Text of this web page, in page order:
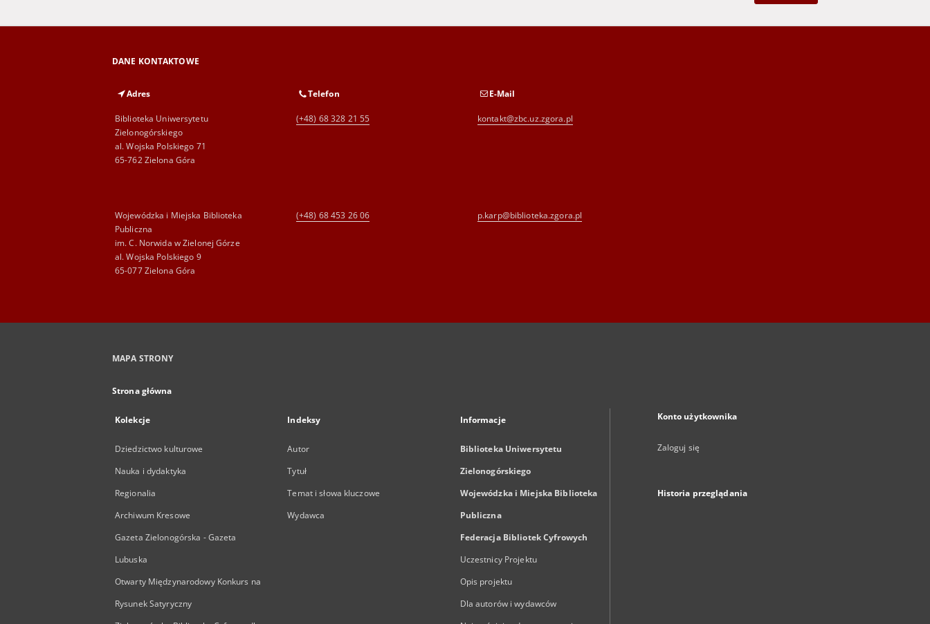
DANE KONTAKTOWE
Adres
Biblioteka Uniwersytetu
Zielonogórskiego
al. Wojska Polskiego 71
65-762 Zielona Góra
Telefon
(+48) 68 328 21 55
E-Mail
kontakt@zbc.uz.zgora.pl
Wojewódzka i Miejska Biblioteka
Publiczna
im. C. Norwida w Zielonej Górze
al. Wojska Polskiego 9
65-077 Zielona Góra
(+48) 68 453 26 06 p.karp@biblioteka.zgora.pl
MAPA STRONY
Strona główna
Kolekcje
Dziedzictwo kulturowe
Nauka i dydaktyka
Regionalia
Archiwum Kresowe
Gazeta Zielonogórska - Gazeta
Lubuska
Otwarty Międzynarodowy Konkurs na
Rysunek Satyryczny
Indeksy
Autor
Tytuł
Temat i słowa kluczowe
Wydawca
Informacje
Biblioteka Uniwersytetu
Zielonogórskiego
Wojewódzka i Miejska Biblioteka
Publiczna
Federacja Bibliotek Cyfrowych
Uczestnicy Projektu
Opis projektu
Dla autorów i wydawców
Konto użytkownika
Zaloguj się
Historia przeglądania